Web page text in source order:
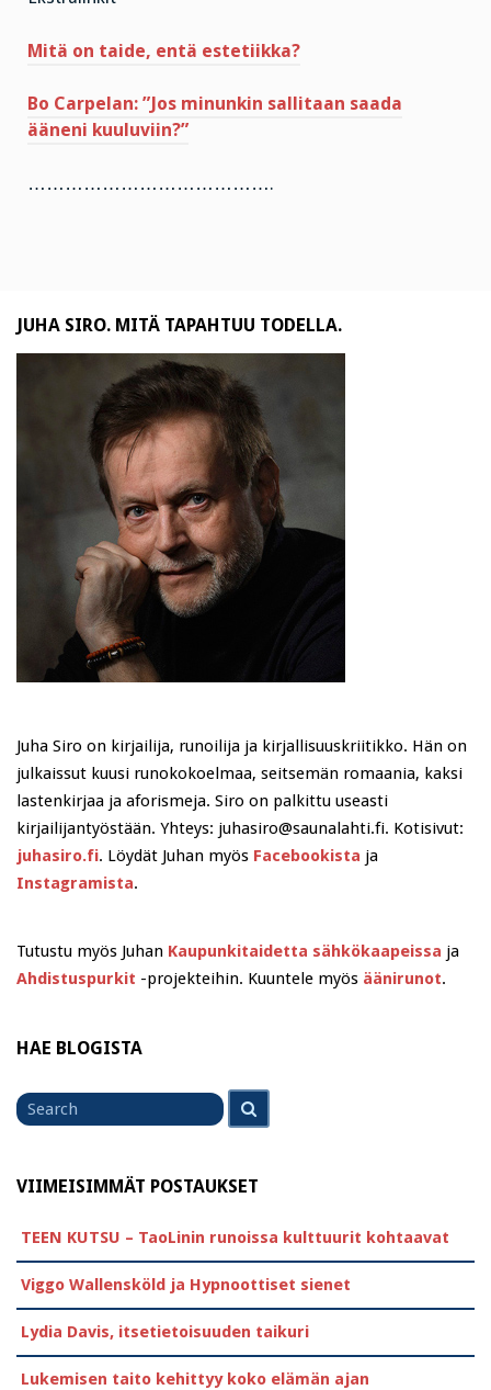
Mitä on taide, entä estetiikka?
Bo Carpelan: ”Jos minunkin sallitaan saada
ääneni kuuluviin?”
………………………………….
JUHA SIRO. MITÄ TAPAHTUU TODELLA.
Juha Siro on kirjailija, runoilija ja kirjallisuuskriitikko. Hän on
julkaissut kuusi runokokoelmaa, seitsemän romaania, kaksi
lastenkirjaa ja aforismeja. Siro on palkittu useasti
kirjailijantyöstään. Yhteys: juhasiro@saunalahti.fi. Kotisivut:
juhasiro.fi. Löydät Juhan myös Facebookista ja
Instagramista.
Tutustu myös Juhan Kaupunkitaidetta sähkökaapeissa ja
Ahdistuspurkit -projekteihin. Kuuntele myös äänirunot.
HAE BLOGISTA
Search
for
VIIMEISIMMÄT POSTAUKSET
TEEN KUTSU – TaoLinin runoissa kulttuurit kohtaavat
Viggo Wallensköld ja Hypnoottiset sienet
Lydia Davis, itsetietoisuuden taikuri
Lukemisen taito kehittyy koko elämän ajan